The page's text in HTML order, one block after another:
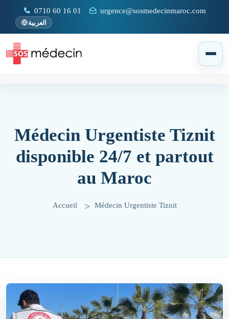
0710 60 16 01 urgence@sosmedecinmaroc.com
العربية
Médecin Urgentiste Tiznit
disponible 24/7 et partout
au Maroc
Accueil Médecin Urgentiste Tiznit